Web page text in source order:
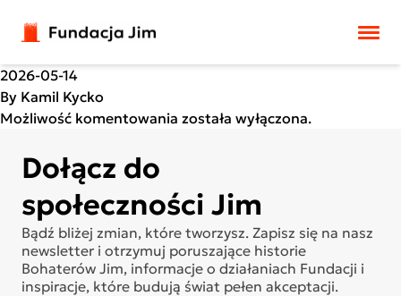
2026-05-14
By Kamil Kycko
Możliwość komentowania została wyłączona.
Dołącz do
społeczności Jim
Bądź bliżej zmian, które tworzysz. Zapisz się na nasz
newsletter i otrzymuj poruszające historie
Bohaterów Jim, informacje o działaniach Fundacji i
inspiracje, które budują świat pełen akceptacji.